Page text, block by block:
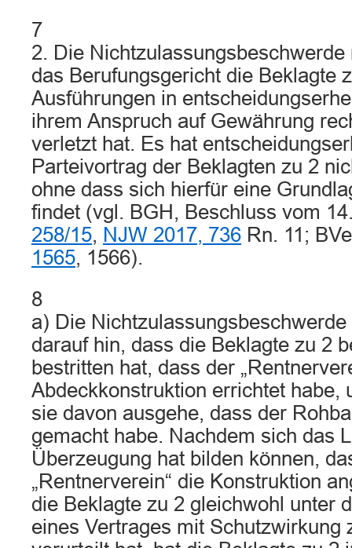
7
2. Die
das Berufungsgericht die Beklagte
Ausführungen in
ihrem Anspruch auf Gewährung
verletzt hat. Es hat
Parteivortrag der Beklagten zu 2
ohne dass sich hierfür eine
findet (vgl. BGH, Beschluss vom
258/15, NJW 2017, 736 Rn. 11;
1565, 1566).
8
a) Die
darauf hin, dass die Beklagte zu 2
bestritten hat, dass der
Abdeckkonstruktion errichtet habe,
sie davon ausgehe, dass der
gemacht habe. Nachdem sich das
Überzeugung hat bilden können,
„Rentnerverein“ die Konstruktion
die Beklagte zu 2 gleichwohl unter
eines Vertrages mit Schutzwirkung